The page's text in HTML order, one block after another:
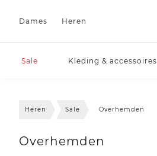
Dames Heren
Sale Kleding & accessoires
Heren Sale Overhemden
Overhemden